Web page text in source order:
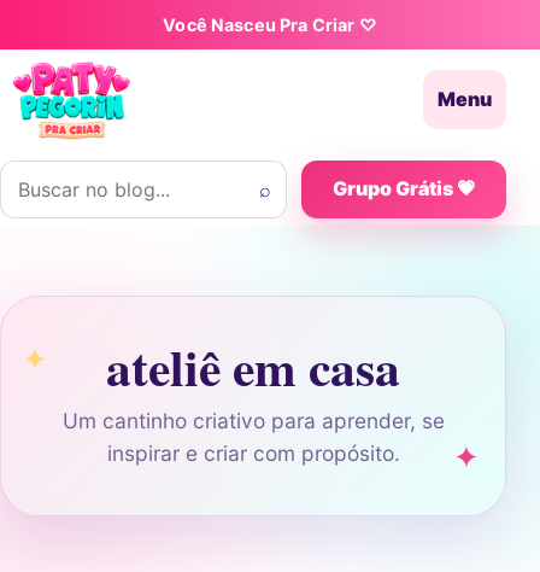
Pular para o conteúdoVocê Nasceu Pra Criar ♡
Menu
Buscar por:
⌕ Grupo Grátis 💗
ateliê em casa
Um cantinho criativo para aprender, se
inspirar e criar com propósito.